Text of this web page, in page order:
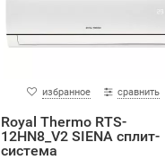
избранное сравнить
Royal Thermo RTS-
12HN8_V2 SIENA сплит-
система